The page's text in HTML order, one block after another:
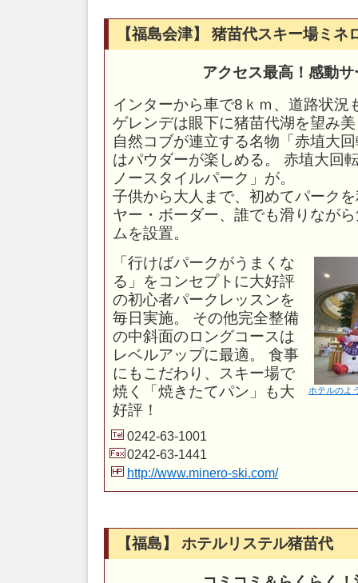
【福島会津】 猪苗代スキー場ミネ
アクセス最高！感動
インターから車で8ｋｍ、道路状
ゲレンデは眼下に猪苗代湖を望み
自然コブが連立する名物「赤埴大
はパウダーが楽しめる。 赤埴大回
ノースタイルパーク」が。
子供から大人まで、初めてパーク
ヤー・ボーダー、誰でも滑りなが
ムを設置。
ホテルのよ
「行けばパークがうまくな
る」をコンセプトに大好評
の初心者パークレッスンを
毎日実施。 その他完全整備
の中斜面のロングコースは
レベルアップに最適。 食事
にもこだわり、スキー場で
焼く「焼きたてパン」も大
好評！
0242-63-1001
0242-63-1441
http://www.minero-ski.com/
【福島】 ホテルリステル猪苗代